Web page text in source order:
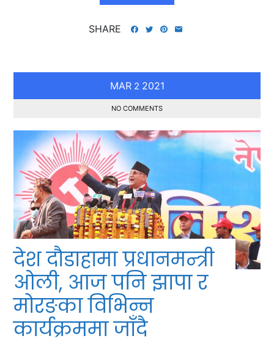
SHARE
MAR 2 2021
NO COMMENTS
देश दौडाहामा प्रधानमन्त्री
ओली, आज पनि झापा र
मोरङका विभिन्न
कार्यक्रममा जाँदै